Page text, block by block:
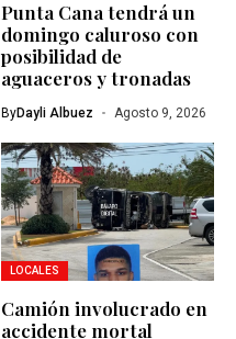
Punta Cana tendrá un
domingo caluroso con
posibilidad de
aguaceros y tronadas
ByDayli Albuez Agosto 9, 2026
LOCALES
Camión involucrado en
accidente mortal